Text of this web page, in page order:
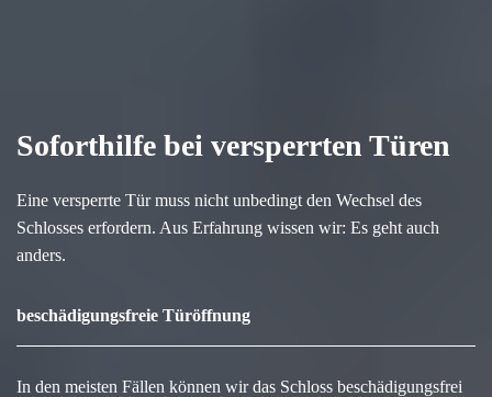
Soforthilfe bei versperrten Türen
Eine versperrte Tür muss nicht unbedingt den Wechsel des
Schlosses erfordern. Aus Erfahrung wissen wir: Es geht auch
anders.
beschädigungsfreie Türöffnung
In den meisten Fällen können wir das Schloss beschädigungsfrei